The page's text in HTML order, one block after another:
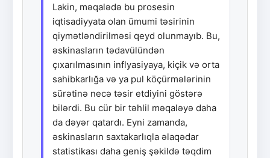
Lakin, məqalədə bu prosesin
iqtisadiyyata olan ümumi təsirinin
qiymətləndirilməsi qeyd olunmayıb. Bu,
əskinasların tədavülündən
çıxarılmasının inflyasiyaya, kiçik və orta
sahibkarlığa və ya pul köçürmələrinin
sürətinə necə təsir etdiyini göstərə
bilərdi. Bu cür bir təhlil məqaləyə daha
da dəyər qatardı. Eyni zamanda,
əskinasların saxtakarlıqla əlaqədar
statistikası daha geniş şəkildə təqdim